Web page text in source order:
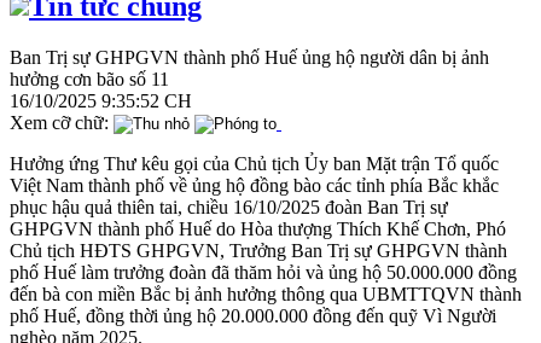
Ban Trị sự GHPGVN thành phố Huế ủng hộ người dân bị ảnh
hưởng cơn bão số 11
16/10/2025 9:35:52 CH
Xem cỡ chữ:
Hưởng ứng Thư kêu gọi của Chủ tịch Ủy ban Mặt trận Tổ quốc
Việt Nam thành phố về ủng hộ đồng bào các tỉnh phía Bắc khắc
phục hậu quả thiên tai, chiều 16/10/2025 đoàn Ban Trị sự
GHPGVN thành phố Huế do Hòa thượng Thích Khế Chơn, Phó
Chủ tịch HĐTS GHPGVN, Trưởng Ban Trị sự GHPGVN thành
phố Huế làm trưởng đoàn đã thăm hỏi và ủng hộ 50.000.000 đồng
đến bà con miền Bắc bị ảnh hưởng thông qua UBMTTQVN thành
phố Huế, đồng thời ủng hộ 20.000.000 đồng đến quỹ Vì Người
nghèo năm 2025.